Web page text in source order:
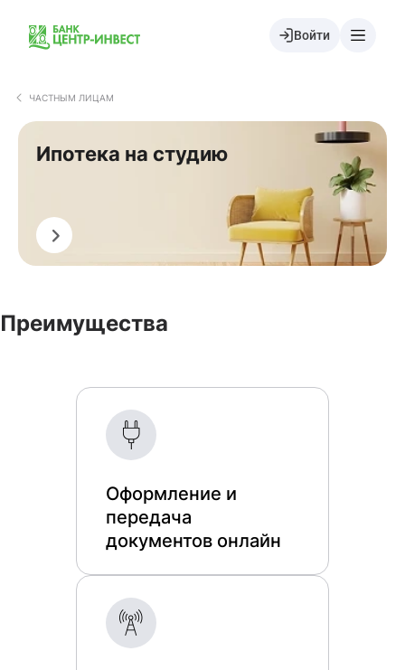
Войти
ЧАСТНЫМ ЛИЦАМ
Ипотека на студию
Оформить
Преимущества
Оформление и
передача
документов онлайн